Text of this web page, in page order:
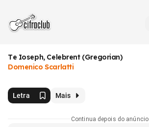
Te Ioseph, Celebrent (Gregorian)
Domenico Scarlatti
Letra Mais
Continua depois do anúncio